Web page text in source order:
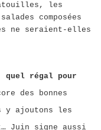
les
composées
ne seraient-elles
quel régal pour
des bonnes
y ajoutons les
Juin signe aussi